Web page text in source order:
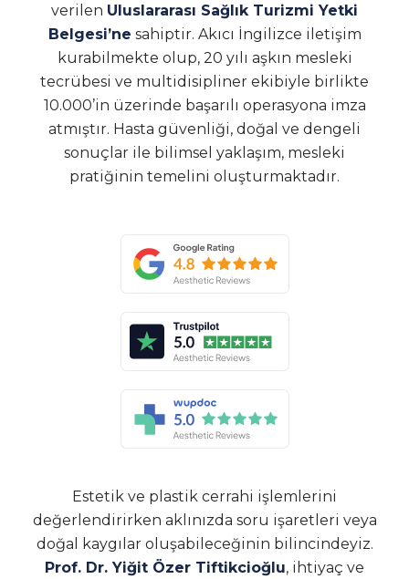
verilen Uluslararası Sağlık Turizmi Yetki
Belgesi’ne sahiptir. Akıcı İngilizce iletişim
kurabilmekte olup, 20 yılı aşkın mesleki
tecrübesi ve multidisipliner ekibiyle birlikte
10.000’in üzerinde başarılı operasyona imza
atmıştır. Hasta güvenliği, doğal ve dengeli
sonuçlar ile bilimsel yaklaşım, mesleki
pratiğinin temelini oluşturmaktadır.
Estetik ve plastik cerrahi işlemlerini
değerlendirirken aklınızda soru işaretleri veya
doğal kaygılar oluşabileceğinin bilincindeyiz.
Prof. Dr. Yiğit Özer Tiftikcioğlu, ihtiyaç ve